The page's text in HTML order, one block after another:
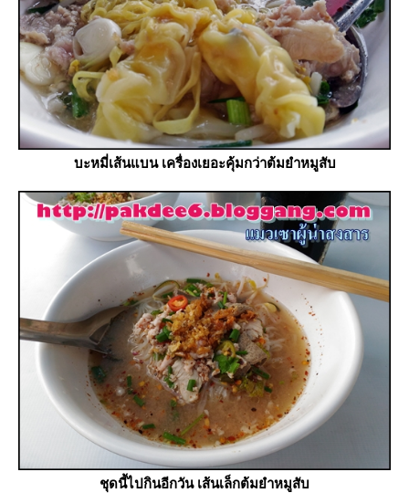
บะหมี่เส้นแบน เครื่องเยอะคุ้มกว่าต้มยำหมูสับ
ชุดนี้ไปกินอีกวัน เส้นเล็กต้มยำหมูสับ